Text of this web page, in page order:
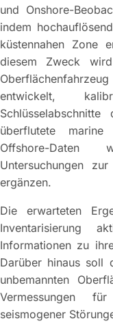
und Onshore-
indem
küstennahen Zone
diesem Zweck
entwickelt,
überflutete
Offshore-Daten
Untersuchungen
ergänzen.
Die erwarteten
Inventarisierung
Informationen zu
Darüber hinaus soll
unbemannten
Vermessungen
seismogener